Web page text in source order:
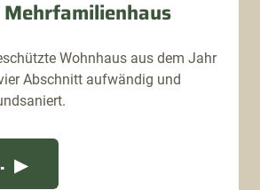
Wohnhaus aus dem Jahr
Abschnitt aufwändig und